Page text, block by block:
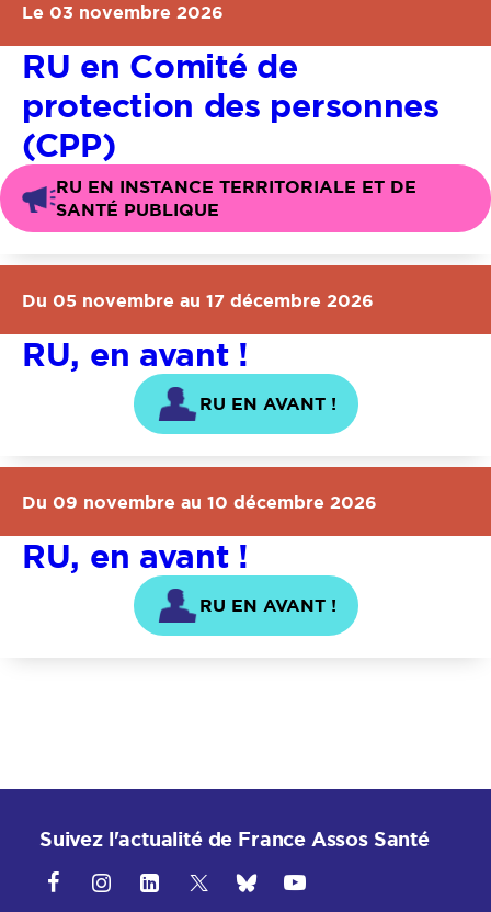
Le 03 novembre 2026
RU en Comité de
protection des personnes
(CPP)
RU EN INSTANCE TERRITORIALE ET DE
SANTÉ PUBLIQUE
Du 05 novembre au 17 décembre 2026
RU, en avant !
RU EN AVANT !
Du 09 novembre au 10 décembre 2026
RU, en avant !
RU EN AVANT !
Suivez l'actualité de France Assos Santé